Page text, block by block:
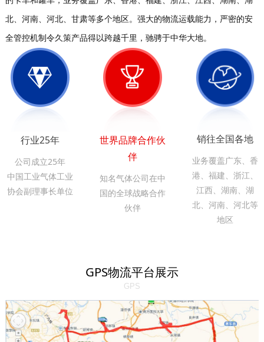
北、河南、河北、甘肃等多个地区。强大的物流运载能力，严密的安
全管控机制令久策产品得以跨越千里，驰骋于中华大地。
行业25年
公司成立25年
中国工业气体工业
协会副理事长单位
世界品牌合作伙
伴
知名气体公司在中
国的全球战略合作
伙伴
销往全国各地
业务覆盖广东、香
港、福建、浙江、
江西、湖南、湖
北、河南、河北等
地区
GPS物流平台展示
GPS